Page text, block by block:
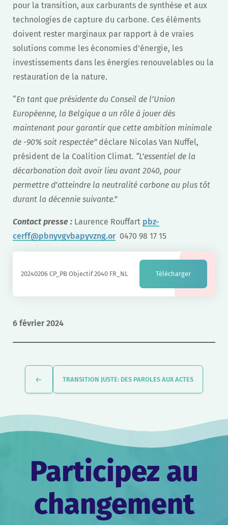
6 février 2024
pour la transition, aux carburants de synthèse et aux
technologies de capture du carbone. Ces éléments
doivent rester marginaux par rapport à de vraies
solutions comme les économies d’énergie, les
investissements dans les énergies renouvelables ou la
restauration de la nature.
“En tant que présidente du Conseil de l’Union
Européenne, la Belgique a un rôle à jouer dès
maintenant pour garantir que cette ambition minimale
de -90% soit respectée”déclare Nicolas Van Nuffel,
président de la Coalition Climat. “L’essentiel de la
décarbonation doit avoir lieu avant 2040, pour
permettre d’atteindre la neutralité carbone au plus tôt
durant la décennie suivante.”
Contact presse : Laurence Rouffart pbz-
cerff@pbnyvgvbapyvzng.or 0470 98 17 15
20240206 CP_PB Objectif 2040 FR_NL Télécharger
Navigation
l’article
TRANSITION JUSTE: DES PAROLES AUX ACTES
Participez au
changement